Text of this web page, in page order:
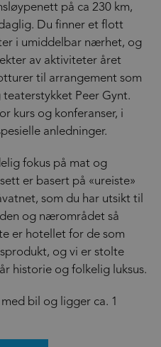
på ca 230 km,
Du finner et flott
i umiddelbar nærhet, og
av aktiviteter året
til arrangement som
Peer Gynt.
kurs og konferanser, i
anledninger.
fokus på mat og
er basert på «ureiste»
som du har utsikt til
og nærområdet så
er hotellet for de som
og vi er stolte
historie og folkelig luksus.
bil og ligger ca. 1